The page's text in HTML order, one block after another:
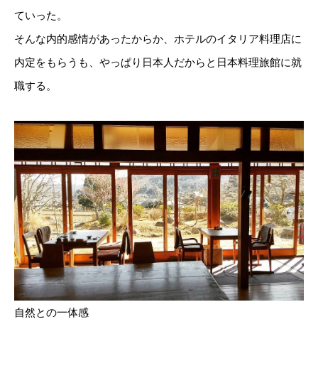
ていった。
そんな内的感情があったからか、ホテルのイタリア料理店に
内定をもらうも、やっぱり日本人だからと日本料理旅館に就
職する。
自然との一体感